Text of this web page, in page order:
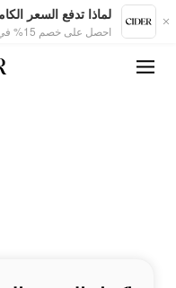
لماذا تدفع السعر
احصل على خصم 15% في التطبيق